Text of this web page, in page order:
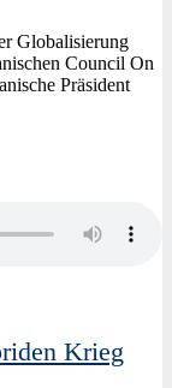
Globalisierung
Council On
Präsident
Krieg